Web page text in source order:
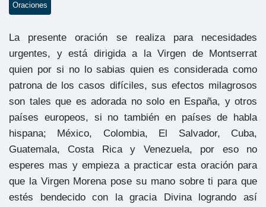
Oraciones
La presente oración se realiza para necesidades
urgentes, y está dirigida a la Virgen de Montserrat
quien por si no lo sabias quien es considerada como
patrona de los casos difíciles, sus efectos milagrosos
son tales que es adorada no solo en España, y otros
países europeos, si no también en países de habla
hispana; México, Colombia, El Salvador, Cuba,
Guatemala, Costa Rica y Venezuela, por eso no
esperes mas y empieza a practicar esta oración para
que la Virgen Morena pose su mano sobre ti para que
estés bendecido con la gracia Divina logrando así